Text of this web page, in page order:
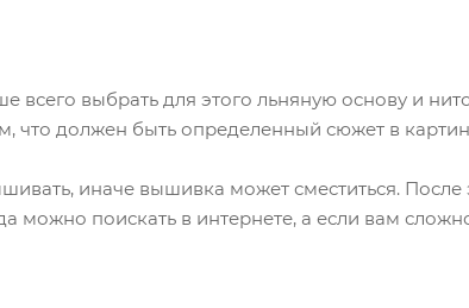
всего выбрать для этого льняную основу и
что должен быть определенный сюжет в
иначе вышивка может сместиться. После
можно поискать в интернете, а если вам